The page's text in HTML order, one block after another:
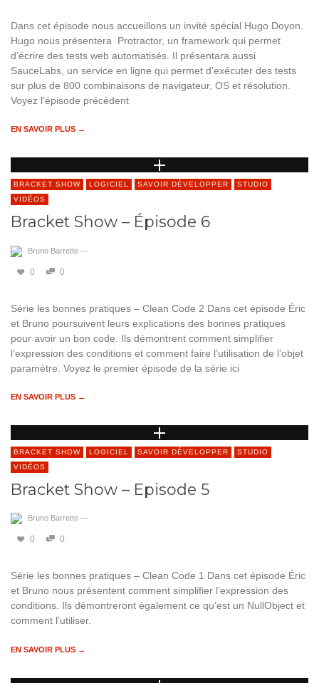
Dans cet épisode nous accueillons un invité spécial Hugo Doyon.
Hugo nous présentera Protractor, un framework qui permet
d’écrire des tests web automatisés. Il présentara aussi
SauceLabs, un service en ligne qui permet d’exécuter des tests
sur plus de 800 combinaisons de navigateur, OS et résolution.
Voyez l’épisode précédent
EN SAVOIR PLUS →
BRACKET SHOW LOGICIEL SAVOIR DÉVELOPPER
STUDIO
VIDÉOS
Bracket Show – Épisode 6
Bruno Barrette —
0 0
Série les bonnes pratiques – Clean Code 2 Dans cet épisode Éric
et Bruno poursuivent leurs explications des bonnes pratiques
pour avoir un bon code. Ils démontrent comment simplifier
l’expression des conditions et comment faire l’utilisation de l’objet
paramètre. Voyez le premier épisode de la série ici
EN SAVOIR PLUS →
BRACKET SHOW LOGICIEL SAVOIR DÉVELOPPER
STUDIO
VIDÉOS
Bracket Show – Episode 5
Bruno Barrette —
0 0
Série les bonnes pratiques – Clean Code 1 Dans cet épisode Éric
et Bruno nous présentent comment simplifier l’expression des
conditions. Ils démontreront également ce qu’est un NullObject et
comment l’utiliser.
EN SAVOIR PLUS →